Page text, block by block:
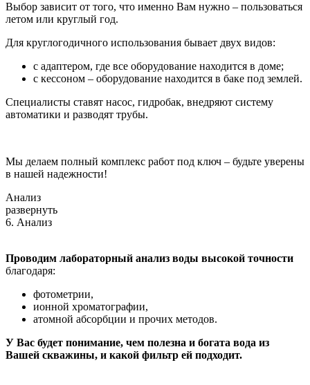
Выбор зависит от того, что именно Вам нужно – пользоваться
летом или круглый год.
Для круглогодичного использования бывает двух видов:
с адаптером, где все оборудование находится в доме;
с кессоном – оборудование находится в баке под землей.
Специалисты ставят насос, гидробак, внедряют систему
автоматики и разводят трубы.
Мы делаем полный комплекс работ под ключ – будьте уверены
в нашей надежности!
Анализ
развернуть
6. Анализ
Проводим лабораторный анализ воды высокой точности
благодаря:
фотометрии,
ионной хроматографии,
атомной абсорбции и прочих методов.
У Вас будет понимание, чем полезна и богата вода из
Вашей скважины, и какой фильтр ей подходит.